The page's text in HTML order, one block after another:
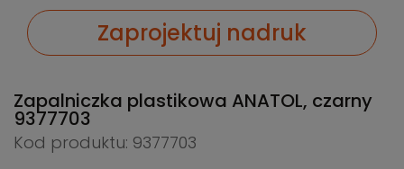
Zaprojektuj nadruk
Zapalniczka plastikowa ANATOL, czarny
9377703
Kod produktu: 9377703